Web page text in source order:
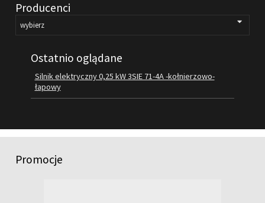
Producenci
Ostatnio oglądane
Silnik elektryczny 0,25 kW 3SIE 71-4A -kołnierzowo-
łapowy
Promocje